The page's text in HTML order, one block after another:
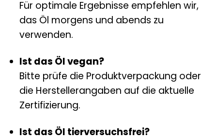
Für optimale Ergebnisse empfehlen wir,
das Öl morgens und abends zu
verwenden.
Ist das Öl vegan?
Bitte prüfe die Produktverpackung oder
die Herstellerangaben auf die aktuelle
Zertifizierung.
Ist das Öl tierversuchsfrei?